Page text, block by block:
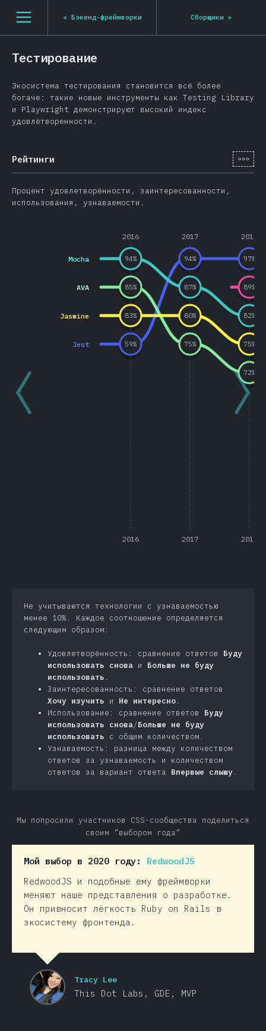
[ru-RU] general.open_nav
« Бэкенд-фреймворки Сборщики »
Тестирование
Экосистема тестирования становится всё более
богаче: такие новые инструменты как Testing Library
и Playwright демонстрируют высокий индекс
удовлётворенности.
Рейтинги [ru-
Процент удовлетворённости, заинтересованности,
использования, узнаваемости.
2016 2017 2018
2016 2017 2018
Jest
Mocha
AVA
Jasmine
59%
94% 97%
94%
87%
82%
89%
85%
75%
72%
83% 80%
75%
Не учитываются технологии с узнаваемостью
менее 10%. Каждое соотношение определяется
следующим образом:
Удовлетворённость: сравнение ответов Буду
использовать снова и Больше не буду
использовать .
Заинтересованность: сравнение ответов
Хочу изучить и Не интересно.
Использование: сравнение ответов Буду
использовать снова/Больше не буду
использовать с общим количеством.
Узнаваемость: разница между количеством
ответов за узнаваемость и количеством
ответов за вариант ответа Впервые слышу.
Мы попросили участников CSS-сообщества поделиться
своим ”выбором года”
Мой выбор в 2020 году: RedwoodJS
RedwoodJS и подобные ему фреймворки
меняют наше представления о разработке.
Он привносит лёгкость Ruby on Rails в
экосистему фронтенда.
Tracy Lee
This Dot Labs, GDE, MVP